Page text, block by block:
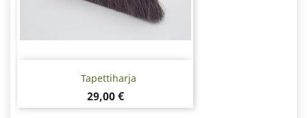
Tapettiharja
Hinta
29,00 €